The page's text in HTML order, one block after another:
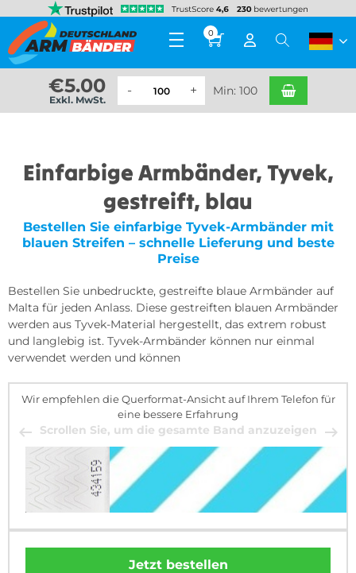
0
€5.00
Exkl. MwSt.
Min: 100
Einfarbige Armbänder, Tyvek,
gestreift, blau
Bestellen Sie einfarbige Tyvek-Armbänder mit
blauen Streifen – schnelle Lieferung und beste
Preise
Bestellen Sie unbedruckte, gestreifte blaue Armbänder auf
Malta für jeden Anlass. Diese gestreiften blauen Armbänder
werden aus Tyvek-Material hergestellt, das extrem robust
und langlebig ist. Tyvek-Armbänder können nur einmal
verwendet werden und können
Wir empfehlen die Querformat-Ansicht auf Ihrem Telefon für
eine bessere Erfahrung
Scrollen Sie, um die gesamte Band anzuzeigen
Jetzt bestellen